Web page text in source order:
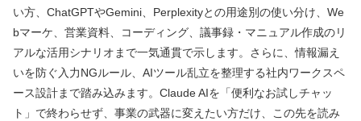
い方、ChatGPTやGemini、Perplexityとの用途別の使い分け、We
bマーケ、営業資料、コーディング、議事録・マニュアル作成のリ
アルな活用シナリオまで一気通貫で示します。さらに、情報漏え
いを防ぐ入力NGルール、AIツール乱立を整理する社内ワークスペ
ース設計まで踏み込みます。Claude AIを「便利なお試しチャッ
ト」で終わらせず、事業の武器に変えたい方だけ、この先を読み